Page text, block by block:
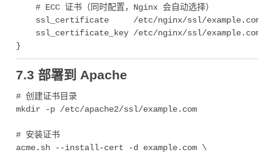
    # ECC 证书（同时配置，Nginx 会自动选择）
ssl_certificate     /etc/nginx/ssl/example.com/
ssl_certificate_key /etc/nginx/ssl/example.com/
7.3 部署到 Apache
# 创建证书目录
mkdir -p /etc/apache2/ssl/example.com
# 安装证书
acme.sh --install-cert -d example.com \